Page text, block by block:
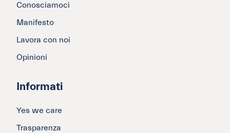
Conosciamoci
Manifesto
Lavora con noi
Opinioni
Informati
Yes we care
Trasparenza